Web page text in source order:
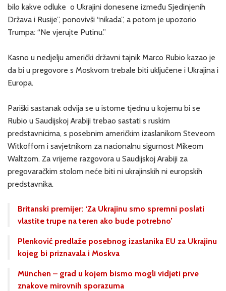
bilo kakve odluke o Ukrajini donesene između Sjedinjenih
Država i Rusije”, ponovivši “nikada”, a potom je upozorio
Trumpa: “Ne vjerujte Putinu.”
Kasno u nedjelju američki državni tajnik Marco Rubio kazao je
da bi u pregovore s Moskvom trebale biti uključene i Ukrajina i
Europa.
Pariški sastanak odvija se u istome tjednu u kojemu bi se
Rubio u Saudijskoj Arabiji trebao sastati s ruskim
predstavnicima, s posebnim američkim izaslanikom Steveom
Witkoffom i savjetnikom za nacionalnu sigurnost Mikeom
Waltzom. Za vrijeme razgovora u Saudijskoj Arabiji za
pregovaračkim stolom neće biti ni ukrajinskih ni europskih
predstavnika.
Britanski premijer: ‘Za Ukrajinu smo spremni poslati
vlastite trupe na teren ako bude potrebno’
Plenković predlaže posebnog izaslanika EU za Ukrajinu
kojeg bi priznavala i Moskva
München – grad u kojem bismo mogli vidjeti prve
znakove mirovnih sporazuma